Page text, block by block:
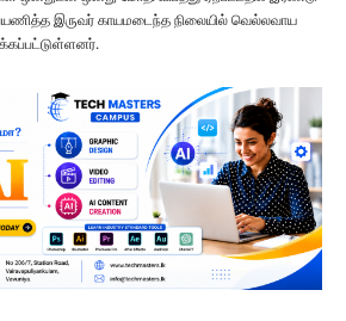
இருவர் காயமடைந்த நிலையில் வெல்லவாய